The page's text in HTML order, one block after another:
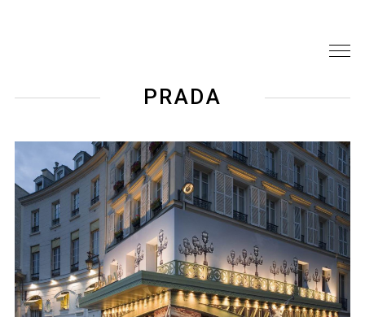
PRADA